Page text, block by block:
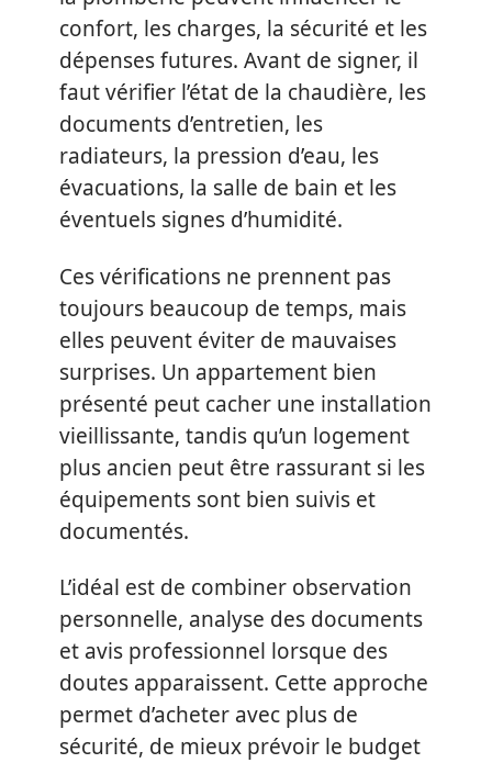
confort, les charges, la sécurité et les
dépenses futures. Avant de signer, il
faut vérifier l’état de la chaudière, les
documents d’entretien, les
radiateurs, la pression d’eau, les
évacuations, la salle de bain et les
éventuels signes d’humidité.
Ces vérifications ne prennent pas
toujours beaucoup de temps, mais
elles peuvent éviter de mauvaises
surprises. Un appartement bien
présenté peut cacher une installation
vieillissante, tandis qu’un logement
plus ancien peut être rassurant si les
équipements sont bien suivis et
documentés.
L’idéal est de combiner observation
personnelle, analyse des documents
et avis professionnel lorsque des
doutes apparaissent. Cette approche
permet d’acheter avec plus de
sécurité, de mieux prévoir le budget